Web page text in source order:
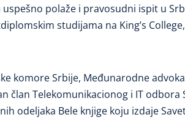
uspešno polaže i pravosudni ispit u
studijama na King’s
komore Srbije, Međunarodne
član Telekomunikacionog i IT
odeljaka Bele knjige koju izdaje